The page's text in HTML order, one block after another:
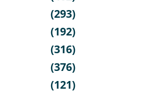
(293)
(192)
(316)
(376)
(121)